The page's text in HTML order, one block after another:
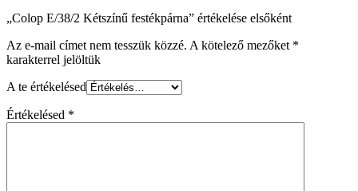
„Colop E/38/2 Kétszínű festékpárna” értékelése elsőként
Az e-mail címet nem tesszük közzé. A kötelező mezőket *
karakterrel jelöltük
A te értékelésed
Értékelésed *